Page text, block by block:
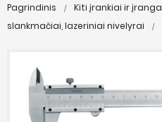
Pagrindinis Kiti įrankiai ir įranga
slankmačiai, lazeriniai nivelyrai